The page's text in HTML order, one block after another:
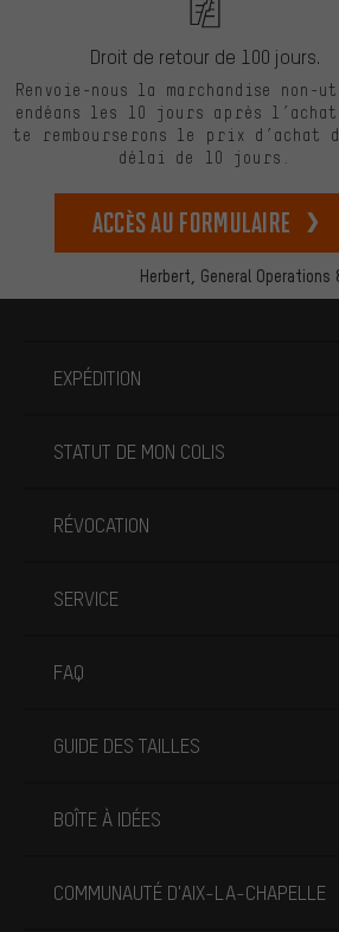
Herbert, General Operations
Droit de retour de 100 jours.
Renvoie-nous la marchandise non-
endéans les 10 jours après
te rembourserons le prix d’achat
délai de 10 jours.
Accès au formulaire
EXPÉDITION
STATUT DE MON COLIS
RÉVOCATION
SERVICE
FAQ
GUIDE DES TAILLES
BOÎTE À IDÉES
COMMUNAUTÉ D'AIX-LA-CHAPELLE